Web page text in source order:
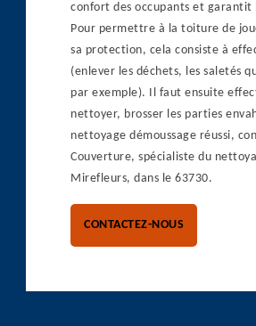
confort des occupants et garantit
Pour permettre à la toiture de
sa protection, cela consiste à
(enlever les déchets, les saletés
par exemple). Il faut ensuite
nettoyer, brosser les parties
nettoyage démoussage réussi,
Couverture, spécialiste du
Mirefleurs, dans le 63730.
CONTACTEZ-NOUS